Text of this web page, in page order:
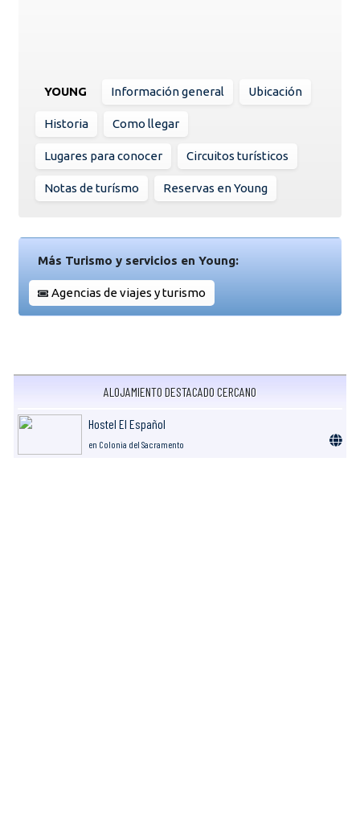
YOUNG Información general Ubicación
Historia Como llegar
Lugares para conocer Circuitos turísticos
Notas de turísmo Reservas en Young
Más Turismo y servicios en Young:
Agencias de viajes y turismo
ALOJAMIENTO DESTACADO CERCANO
Hostel El Español
en Colonia del Sacramento